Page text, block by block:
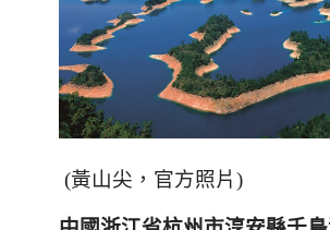
(黃山尖，官方照片)